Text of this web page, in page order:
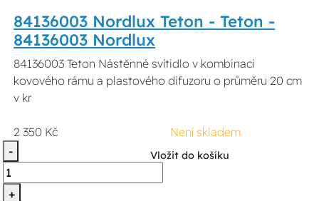
84136003 Nordlux Teton - Teton -
84136003 Nordlux
84136003 Teton Nástěnné svítidlo v kombinaci
kovového rámu a plastového difuzoru o průměru 20 cm
v kr
2 350 Kč
Není skladem
-
+
Vložit do košíku